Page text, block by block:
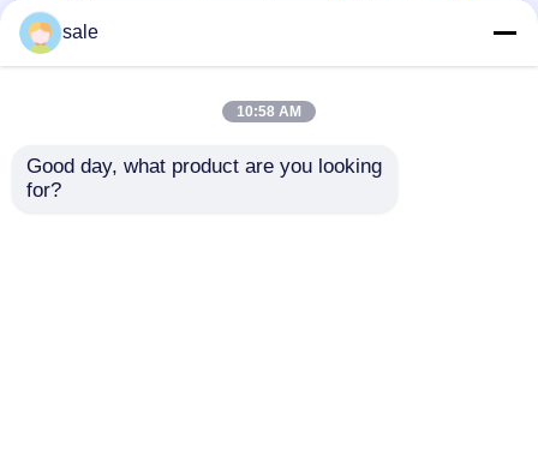
Stalen metalen draad
2m/S Poliermachine
Descale slijpmachine
Draadoppervlak slijpen
Lining
sale
10:58 AM
Good day, what product are you looking
for?